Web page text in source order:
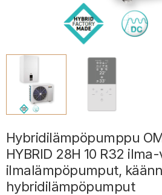
Hybridilämpöpumppu
HYBRID 28H 10 R32
ilmalämpöpumput,
hybridilämpöpumput